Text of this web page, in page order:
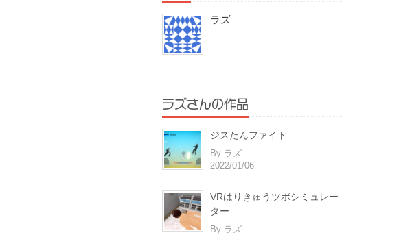
ラズ
ラズさんの作品
ジスたんファイト
By ラズ
2022/01/06
VRはりきゅうツボシミュレー
ター
By ラズ